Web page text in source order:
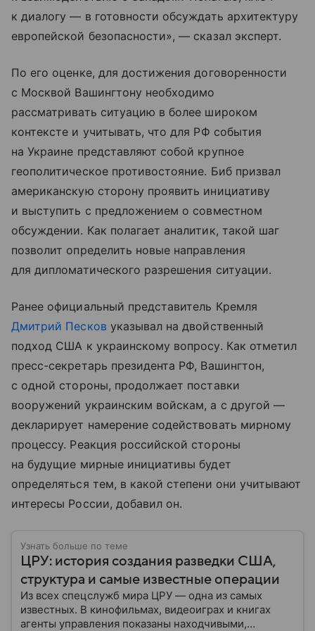
к диалогу — в готовности обсуждать архитектуру
европейской безопасности», — сказал эксперт.
По его оценке, для достижения договоренности
с Москвой Вашингтону необходимо
рассматривать ситуацию в более широком
контексте и учитывать, что для РФ события
на Украине представляют собой крупное
геополитическое противостояние. Биб призвал
американскую сторону проявить инициативу
и выступить с предложением о совместном
обсуждении. Как полагает аналитик, такой шаг
позволит определить новые направления
для дипломатического разрешения ситуации.
Ранее официальный представитель Кремля
Дмитрий Песков указывал на двойственный
подход США к украинскому вопросу. Как отметил
пресс-секретарь президента РФ, Вашингтон,
с одной стороны, продолжает поставки
вооружений украинским войскам, а с другой —
декларирует намерение содействовать мирному
процессу. Реакция российской стороны
на будущие мирные инициативы будет
определяться тем, в какой степени они учитывают
интересы России, добавил он.
Узнать больше по теме
ЦРУ: история создания разведки США,
структура и самые известные операции
Из всех спецслужб мира ЦРУ — одна из самых
известных. В кинофильмах, видеоиграх и книгах
агенты управления показаны находчивыми,